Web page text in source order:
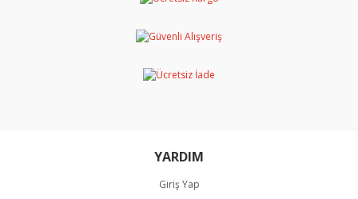
Yorum Yaz
Ürün açıklamasında eksik bilgiler bulunuyor.
YARDIM
Giriş Yap